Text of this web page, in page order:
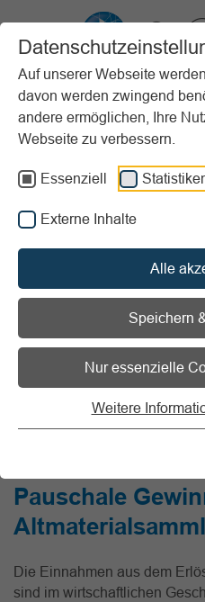
Auf unserer Webseite
davon werden zwingend
andere ermöglichen, Ihre
Webseite zu verbessern.
Essenziell
Externe Inhalte
Alle
Speichern
Nur essenzielle
Weitere
Startseite Vereinsmanagement
Körperschaft-, Gewerbe- und
Pauschale Gewinnermittlung bei
Informationen zum
Pauschale
bei
Viele Vereine sammeln
Einnahmen für die
es sich um Papier, aber auch
der Regel ehrenamtlich
Pauschale
Die Einnahmen aus dem
sind im wirtschaftlichen